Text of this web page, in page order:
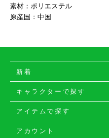
素材：ポリエステル
原産国：中国
新着
キャラクターで探す
アイテムで探す
アカウント